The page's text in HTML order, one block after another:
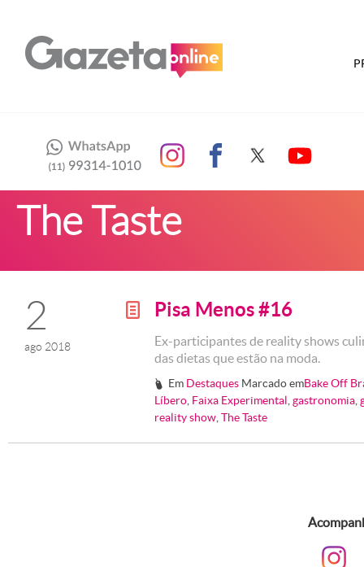
The Taste
2
ago 2018
g Pisa Menos #16
Ex-participantes de reality shows
das dietas que estão na moda.
# Em Destaques Marcado emBake Off
Líbero Faixa Experimental gastronomia
reality show The Taste